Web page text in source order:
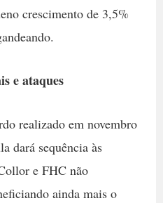
crescimento de 3,5%
e ataques
realizado em novembro
dará sequência às
e FHC não
ainda mais o